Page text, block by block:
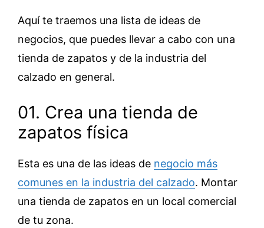
Aquí te traemos una lista de ideas de
negocios, que puedes llevar a cabo con una
tienda de zapatos y de la industria del
calzado en general.
01. Crea una tienda de
zapatos física
Esta es una de las ideas de negocio más
comunes en la industria del calzado. Montar
una tienda de zapatos en un local comercial
de tu zona.